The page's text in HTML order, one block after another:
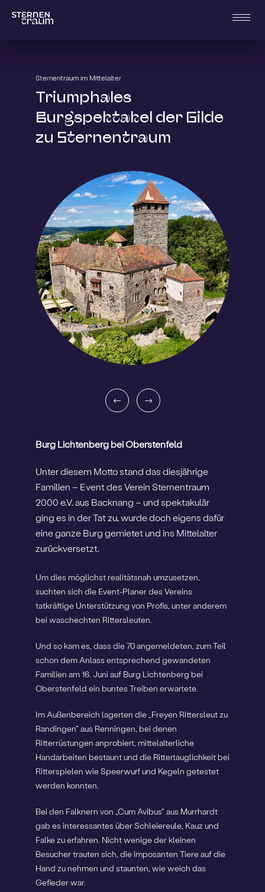
Sternentraum im Mittelalter
Triumphales
Burgspektakel der Gilde
zu Sternentraum
Burg Lichtenberg bei Oberstenfeld
Unter diesem Motto stand das diesjährige
Familien – Event des Verein Sternentraum
2000 e.V. aus Backnang – und spektakulär
ging es in der Tat zu, wurde doch eigens dafür
eine ganze Burg gemietet und ins Mittelalter
zurückversetzt.
Um dies möglichst realitätsnah umzusetzen,
suchten sich die Event-Planer des Vereins
tatkräftige Unterstützung von Profis, unter anderem
bei waschechten Rittersleuten.
Und so kam es, dass die 70 angemeldeten, zum Teil
schon dem Anlass entsprechend gewandeten
Familien am 16. Juni auf Burg Lichtenberg bei
Oberstenfeld ein buntes Treiben erwartete.
Im Außenbereich lagerten die „Freyen Rittersleut zu
Randingen“ aus Renningen, bei denen
Ritterrüstungen anprobiert, mittelalterliche
Handarbeiten bestaunt und die Rittertauglichkeit bei
Ritterspielen wie Speerwurf und Kegeln getestet
werden konnten.
Bei den Falknern von „Cum Avibus“ aus Murrhardt
gab es interessantes über Schleiereule, Kauz und
Falke zu erfahren. Nicht wenige der kleinen
Besucher trauten sich, die imposanten Tiere auf die
Hand zu nehmen und staunten, wie weich das
Gefieder war.